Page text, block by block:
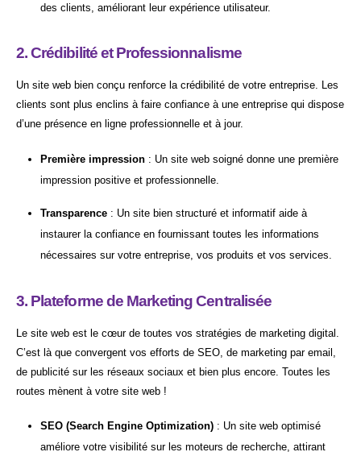
des clients, améliorant leur expérience utilisateur.
2. Crédibilité et Professionnalisme
Un site web bien conçu renforce la crédibilité de votre entreprise. Les
clients sont plus enclins à faire confiance à une entreprise qui dispose
d’une présence en ligne professionnelle et à jour.
Première impression : Un site web soigné donne une première
impression positive et professionnelle.
Transparence : Un site bien structuré et informatif aide à
instaurer la confiance en fournissant toutes les informations
nécessaires sur votre entreprise, vos produits et vos services.
3. Plateforme de Marketing Centralisée
Le site web est le cœur de toutes vos stratégies de marketing digital.
C’est là que convergent vos efforts de SEO, de marketing par email,
de publicité sur les réseaux sociaux et bien plus encore. Toutes les
routes mènent à votre site web !
SEO (Search Engine Optimization) : Un site web optimisé
améliore votre visibilité sur les moteurs de recherche, attirant